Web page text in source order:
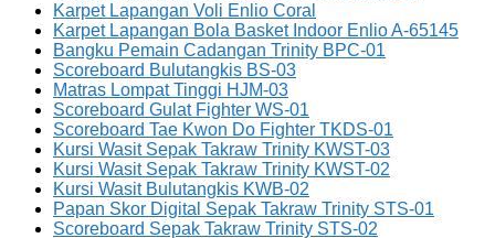
Karpet Lapangan Voli Enlio Coral
Karpet Lapangan Bola Basket Indoor Enlio A-65145
Bangku Pemain Cadangan Trinity BPC-01
Scoreboard Bulutangkis BS-03
Matras Lompat Tinggi HJM-03
Scoreboard Gulat Fighter WS-01
Scoreboard Tae Kwon Do Fighter TKDS-01
Kursi Wasit Sepak Takraw Trinity KWST-03
Kursi Wasit Sepak Takraw Trinity KWST-02
Kursi Wasit Bulutangkis KWB-02
Papan Skor Digital Sepak Takraw Trinity STS-01
Scoreboard Sepak Takraw Trinity STS-02